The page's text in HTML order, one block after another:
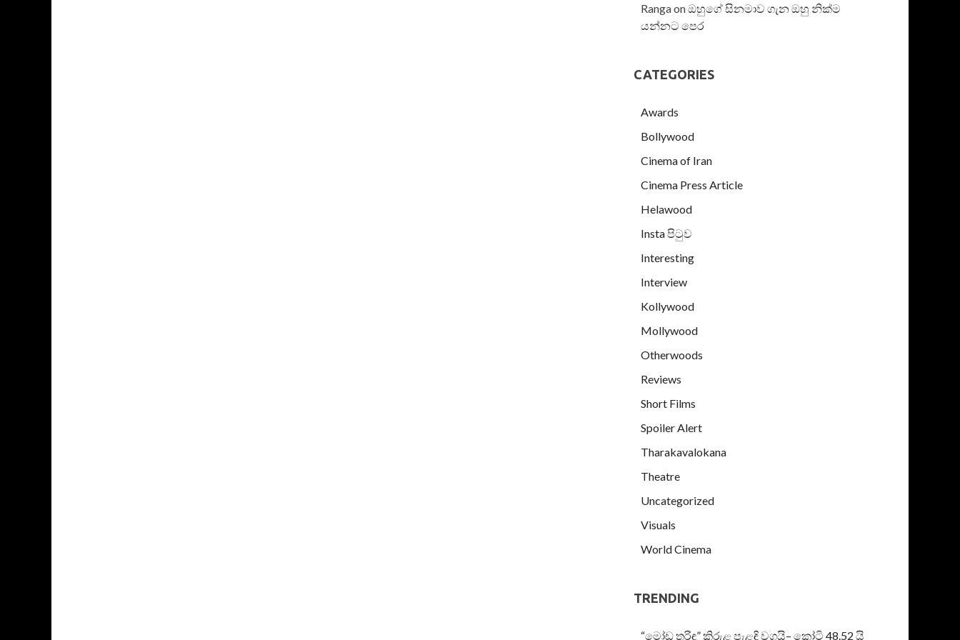
Rangaonඔහුගේ සිනමාව ගැන ඔහු නික්ම
යන්නට පෙර
CATEGORIES
Awards
Bollywood
Cinema of Iran
Cinema Press Article
Helawood
Insta පිටුව
Interesting
Interview
Kollywood
Mollywood
Otherwoods
Reviews
Short Films
Spoiler Alert
Tharakavalokana
Theatre
Uncategorized
Visuals
World Cinema
TRENDING
“මෝඩ තරිඳු” කිරුළ පැළඳි වගයි– කෝටි 48.52 යි